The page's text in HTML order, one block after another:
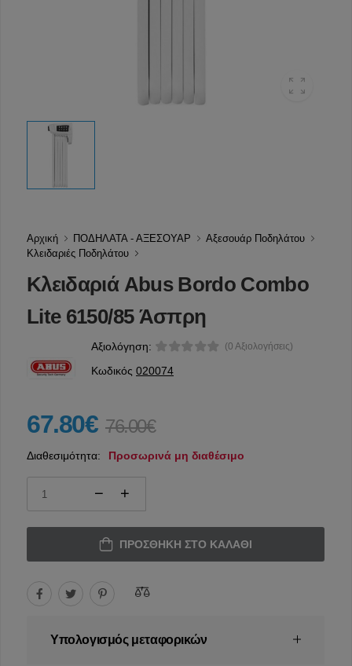
Αρχική ΠΟΔΗΛΑΤΑ - ΑΞΕΣΟΥΑΡ
Αξεσουάρ Ποδηλάτου
Κλειδαριές Ποδηλάτου
Κλειδαριά Abus Bordo Combo
Lite 6150/85 Άσπρη
Αξιολόγηση: (0 Αξιολογήσεις)
Κωδικός 020074
67.80€ 76.00€
Διαθεσιμότητα: Προσωρινά μη διαθέσιμο
ΠΡΟΣΘΉΚΗ ΣΤΟ ΚΑΛΆΘΙ
Υπολογισμός μεταφορικών